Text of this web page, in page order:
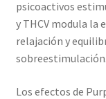
psicoactivos
y THCV modula la
relajación y
sobreestimulación.
Los efectos de